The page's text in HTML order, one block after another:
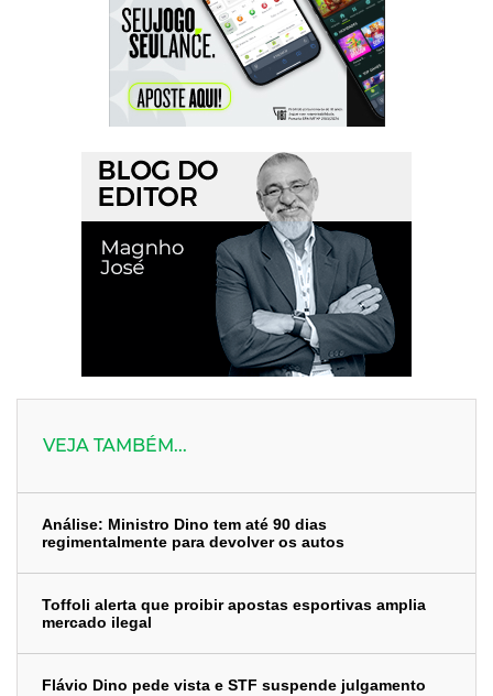
VEJA TAMBÉM...
Análise: Ministro Dino tem até 90 dias
regimentalmente para devolver os autos
Toffoli alerta que proibir apostas esportivas amplia
mercado ilegal
Flávio Dino pede vista e STF suspende julgamento